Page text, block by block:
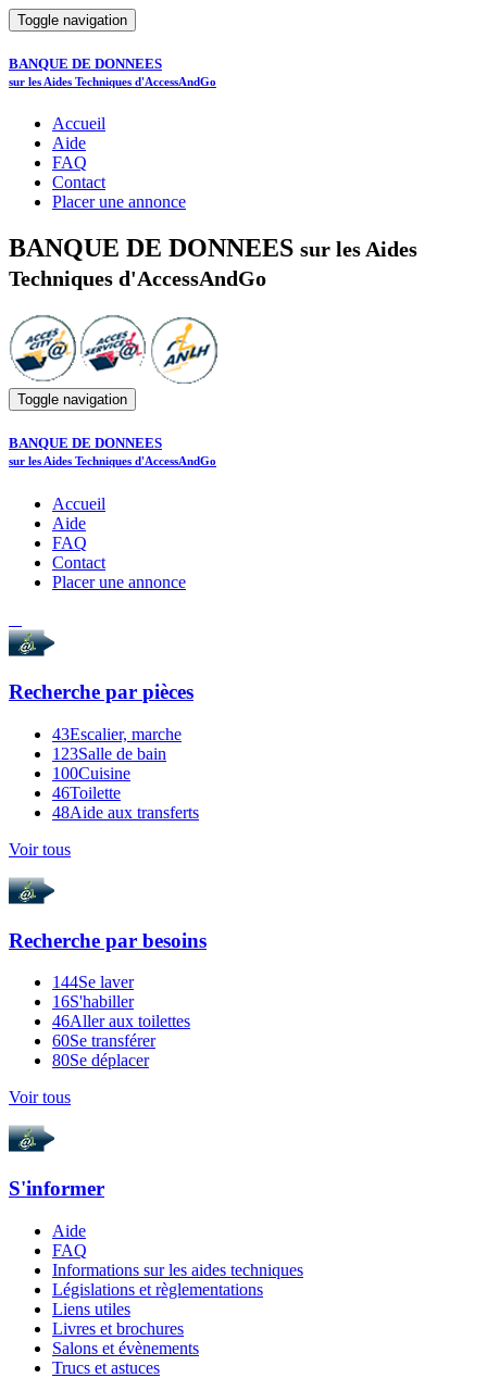
Toggle navigation
BANQUE DE DONNEES
sur les Aides Techniques d'AccessAndGo
Accueil
Aide
FAQ
Contact
Placer une annonce
BANQUE DE DONNEES sur les Aides
Techniques d'AccessAndGo
Toggle navigation
BANQUE DE DONNEES
sur les Aides Techniques d'AccessAndGo
Accueil
Aide
FAQ
Contact
Placer une annonce
Recherche par pièces
43Escalier, marche
123Salle de bain
100Cuisine
46Toilette
48Aide aux transferts
Voir tous
Recherche par besoins
144Se laver
16S'habiller
46Aller aux toilettes
60Se transférer
80Se déplacer
Voir tous
S'informer
Aide
FAQ
Informations sur les aides techniques
Législations et règlementations
Liens utiles
Livres et brochures
Salons et évènements
Trucs et astuces